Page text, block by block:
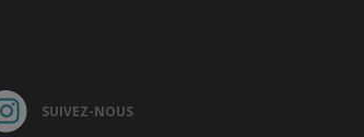
SUIVEZ-NOUS